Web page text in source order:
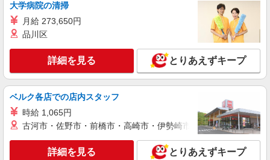
詳細を見る
パート
すき家 行徳北店
ど）
時給1,250円 ※22:00〜翌5:00：時給1,563円 ※
高校生時給1,160円 ※早朝手当（5:00〜9:00）時給
＋150円
千葉県市川市富浜3-2-24
大学病院の清掃
月給 273,650円
品川区
詳細を見る とりあえずキープ
ベルク各店での店内スタッフ
時給 1,065円
古河市・佐野市・前橋市・高崎市・伊勢崎市・太田市・館林市
詳細を見る とりあえずキープ